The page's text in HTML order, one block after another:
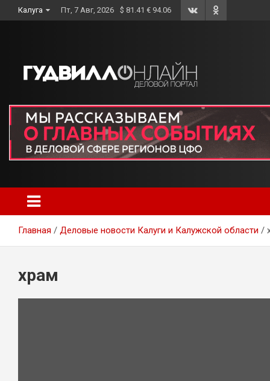
to
Калуга Пт, 7 Авг, 2026 $ 81.41 € 94.06
Главная Деловые новости Калуги и Калужской области
храм